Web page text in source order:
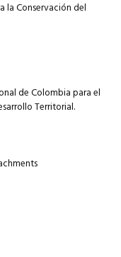
la Conservación del
de Colombia para el
Territorial.